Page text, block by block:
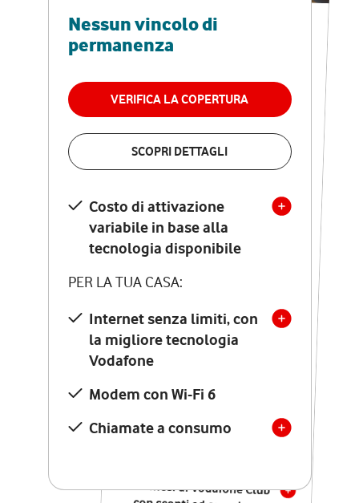
Nessun vincolo di
permanenza
VERIFICA LA COPERTURA
SCOPRI DETTAGLI
Costo di attivazione
variabile in base alla
tecnologia disponibile
PER LA TUA CASA:
Internet senza limiti, con
la migliore tecnologia
Vodafone
Modem con Wi-Fi 6
Chiamate a consumo
RETE FISSA + VODAFONE CLUB
29,95€
permanenza
VERIFICA LA COPERTURA
Costo di attivazione
variabile in base alla
tecnologia disponibile
PER LA TUA CASA:
Internet senza limiti, con
la migliore tecnologia
Vodafone
Modem Seven con Wi-Fi 7
Chiamate illimitate verso
numeri fissi e mobili
nazionali
12 mesi di Vodafone Club
con sconti ed esperienze
esclusive, poi si disattiva